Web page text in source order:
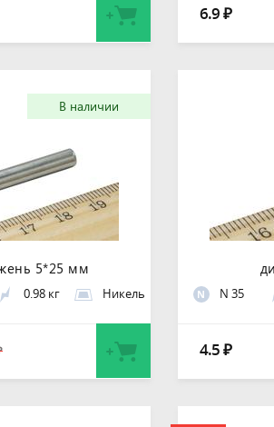
6.9 ₽
В наличии
5*25 мм
0.98 кг Никель N N 35
4.5 ₽